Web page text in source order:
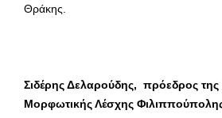
Θράκης.
Σιδέρης Δελαρούδης, πρόεδρος της
Μορφωτικής Λέσχης